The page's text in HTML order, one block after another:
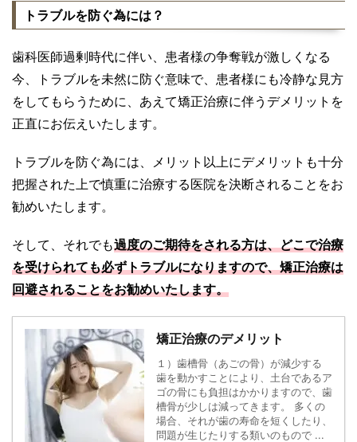
トラブルを防ぐ為には？
歯科医師過剰時代に伴い、患者様の争奪戦が激しくなる
今、トラブルを未然に防ぐ意味で、患者様にも冷静な見方
をしてもらうために、あえて矯正治療に伴うデメリットを
正直にお伝えいたします。
トラブルを防ぐ為には、メリット以上にデメリットも十分
把握された上で慎重に治療する医院を決断されることをお
勧めいたします。
そして、それでも過度のご期待をされる方は、どこで治療
を受けられても必ずトラブルになりますので、矯正治療は
回避されることをお勧めいたします。
矯正治療のデメリット
１）歯槽骨（あごの骨）が減少する
歯を動かすことにより、土台であるア
ゴの骨にも負担はかかりますので、歯
槽骨が少しは減ってきます。 多くの
場合、それが歯の寿命を短くしたり、
問題が生じたりする類いのもので ...